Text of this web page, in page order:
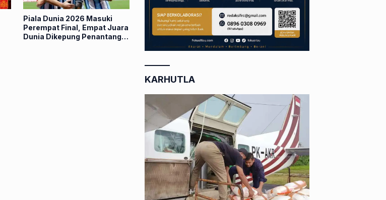
Piala Dunia 2026 Masuki
Perempat Final, Empat Juara
Dunia Dikepung Penantang
KARHUTLA